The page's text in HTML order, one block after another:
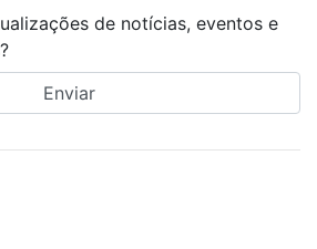
de notícias, eventos e